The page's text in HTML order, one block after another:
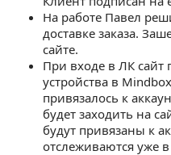
На работе Павел
доставке заказа.
сайте.
При входе в ЛК сайт
устройства в
привязалось к
будет заходить на
будут привязаны к
отслеживаются уже в